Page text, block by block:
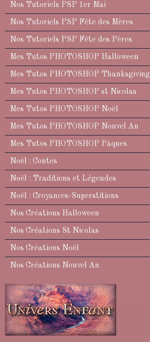
Nos Tutoriels PSP 1er Mai
Nos Tutoriels PSP Fête des Mères
Nos Tutoriels PSP Fête des Pères
Mes Tutos PHOTOSHOP Halloween
Mes Tutos PHOTOSHOP Thanksgiving
Mes Tutos PHOTOSHOP st Nicolas
Mes Tutos PHOTOSHOP Noël
Mes Tutos PHOTOSHOP Nouvel An
Mes Tutos PHOTOSHOP Pâques
Noël : Contes
Noël : Traditions et Légendes
Noël : Croyances-Superstitions
Nos Créations Halloween
Nos Créations St Nicolas
Nos Créations Noël
Nos Créations Nouvel An